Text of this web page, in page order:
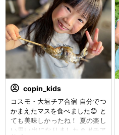
copin_kids
コスモ・大垣チア合宿 自分でつ
かまえたマスを食べました😊 と
ても美味しかったね！ 夏の楽し
い思い出になりました☺️ #チア